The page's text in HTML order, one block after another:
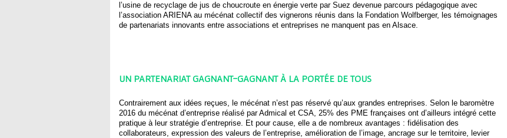
l’usine de recyclage de jus de choucroute en énergie verte par Suez devenue parcours pédagogique avec
l’association ARIENA au mécénat collectif des vignerons réunis dans la Fondation Wolfberger, les témoignages
de partenariats innovants entre associations et entreprises ne manquent pas en Alsace.
UN PARTENARIAT GAGNANT-GAGNANT À LA PORTÉE DE TOUS
Contrairement aux idées reçues, le mécénat n’est pas réservé qu’aux grandes entreprises. Selon le baromètre
2016 du mécénat d’entreprise réalisé par Admical et CSA, 25% des PME françaises ont d’ailleurs intégré cette
pratique à leur stratégie d’entreprise. Et pour cause, elle a de nombreux avantages : fidélisation des
collaborateurs, expression des valeurs de l’entreprise, amélioration de l’image, ancrage sur le territoire, levier